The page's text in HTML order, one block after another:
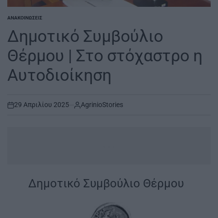
POSTED
ΑΝΑΚΟΙΝΏΣΕΙΣ
Δημοτικό Συμβούλιο
Θέρμου | Στο στόχαστρο η
Αυτοδιοίκηση
on
29 Απριλίου 2025 AgrinioStories
Δημοτικό Συμβούλιο Θέρμου